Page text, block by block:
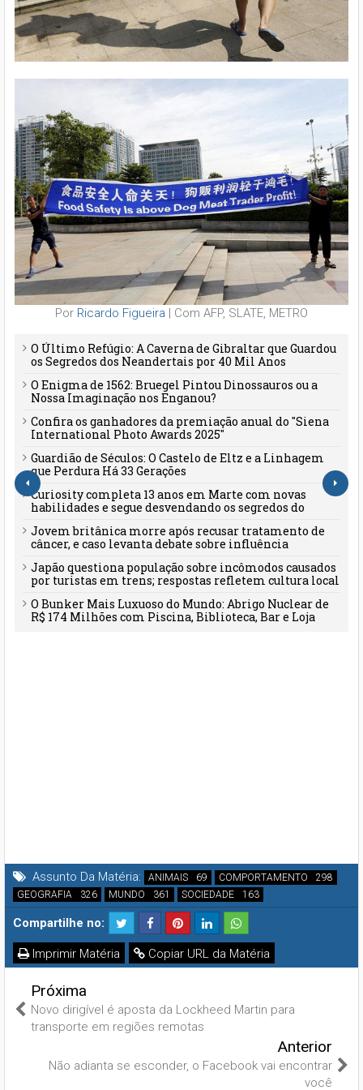
Por Ricardo Figueira | Com AFP, SLATE, METRO
O Último Refúgio: A Caverna de Gibraltar que Guardou
os Segredos dos Neandertais por 40 Mil Anos
O Enigma de 1562: Bruegel Pintou Dinossauros ou a
Nossa Imaginação nos Enganou?
Confira os ganhadores da premiação anual do "Siena
International Photo Awards 2025"
Guardião de Séculos: O Castelo de Eltz e a Linhagem
que Perdura Há 33 Gerações
Curiosity completa 13 anos em Marte com novas
habilidades e segue desvendando os segredos do
Jovem britânica morre após recusar tratamento de
câncer, e caso levanta debate sobre influência
Japão questiona população sobre incômodos causados
por turistas em trens; respostas refletem cultura local
O Bunker Mais Luxuoso do Mundo: Abrigo Nuclear de
R$ 174 Milhões com Piscina, Biblioteca, Bar e Loja
Assunto Da Matéria: ANIMAIS
COMPORTAMENTO
GEOGRAFIA
MUNDO SOCIEDADE
Compartilhe no:
Copiar URL da Matéria
Imprimir Matéria
Próxima
Novo dirigível é aposta da Lockheed Martin para
transporte em regiões remotas
Anterior
Não adianta se esconder, o Facebook vai encontrar
você